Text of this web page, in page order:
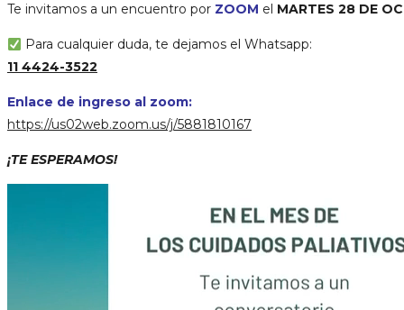
Te invitamos a un encuentro por ZOOM el MARTES 28 DE
Para cualquier duda, te dejamos el Whatsapp:
11 4424-3522
Enlace de ingreso al zoom:
https://us02web.zoom.us/j/5881810167
¡TE ESPERAMOS!